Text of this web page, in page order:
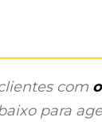
com
para